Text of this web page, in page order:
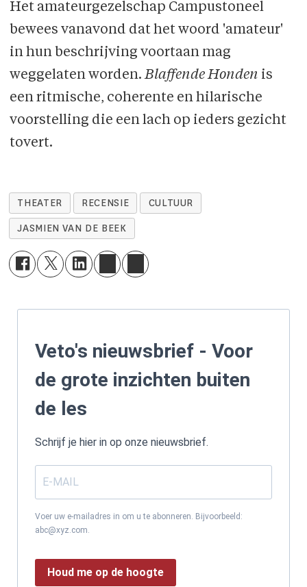
Het amateurgezelschap Campustoneel
bewees vanavond dat het woord 'amateur'
in hun beschrijving voortaan mag
weggelaten worden.Blaffende Honden is
een ritmische, coherente en hilarische
voorstelling die een lach op ieders gezicht
tovert.
THEATER RECENSIE CULTUUR
JASMIEN VAN DE BEEK
Veto's nieuwsbrief - Voor
de grote inzichten buiten
de les
Schrijf je hier in op onze nieuwsbrief.
Voer uw e-mailadres in om u te abonneren. Bijvoorbeeld:
abc@xyz.com.
Houd me op de hoogte